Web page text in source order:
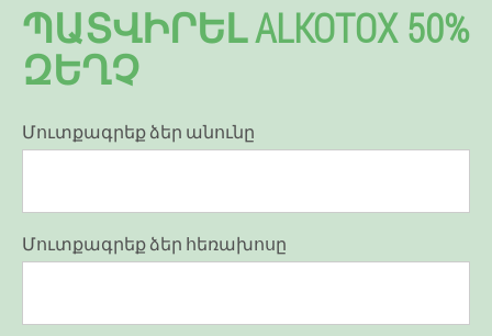
ՊԱՏՎԻՐԵԼ ALKOTOX 50%
ԶԵՂՉ
Մուտքագրեք ձեր անունը
Մուտքագրեք ձեր հեռախոսը